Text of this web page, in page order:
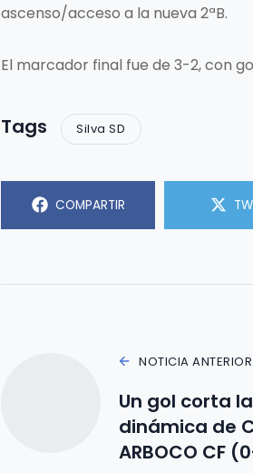
ascenso/acceso a la nueva 2ªB.
El marcador final fue de 3-2, con
Tags Silva SD
COMPARTIR
NOTICIA ANTERIOR
Un gol corta
dinámica de
ARBOCO CF